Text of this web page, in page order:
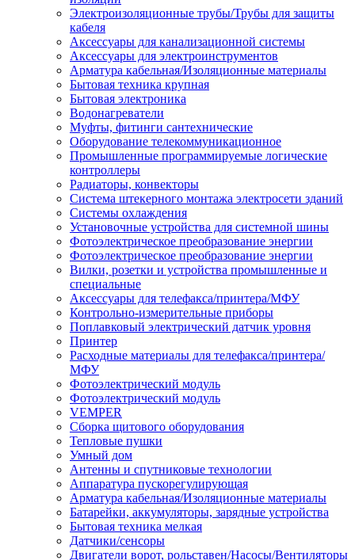
Электроизоляционные трубы/Трубы для защиты
кабеля
Аксессуары для канализационной системы
Аксессуары для электроинструментов
Арматура кабельная/Изоляционные материалы
Бытовая техника крупная
Бытовая электроника
Водонагреватели
Муфты, фитинги сантехнические
Оборудование телекоммуникационное
Промышленные программируемые логические
контроллеры
Радиаторы, конвекторы
Система штекерного монтажа электросети зданий
Системы охлаждения
Установочные устройства для системной шины
Фотоэлектрическое преобразование энергии
Фотоэлектрическое преобразование энергии
Вилки, розетки и устройства промышленные и
специальные
Аксессуары для телефакса/принтера/МФУ
Контрольно-измерительные приборы
Поплавковый электрический датчик уровня
Принтер
Расходные материалы для телефакса/принтера/
МФУ
Фотоэлектрический модуль
Фотоэлектрический модуль
VEMPER
Сборка щитового оборудования
Тепловые пушки
Умный дом
Антенны и спутниковые технологии
Аппаратура пускорегулирующая
Арматура кабельная/Изоляционные материалы
Батарейки, аккумуляторы, зарядные устройства
Бытовая техника мелкая
Датчики/сенсоры
Двигатели ворот, рольставен/Насосы/Вентиляторы